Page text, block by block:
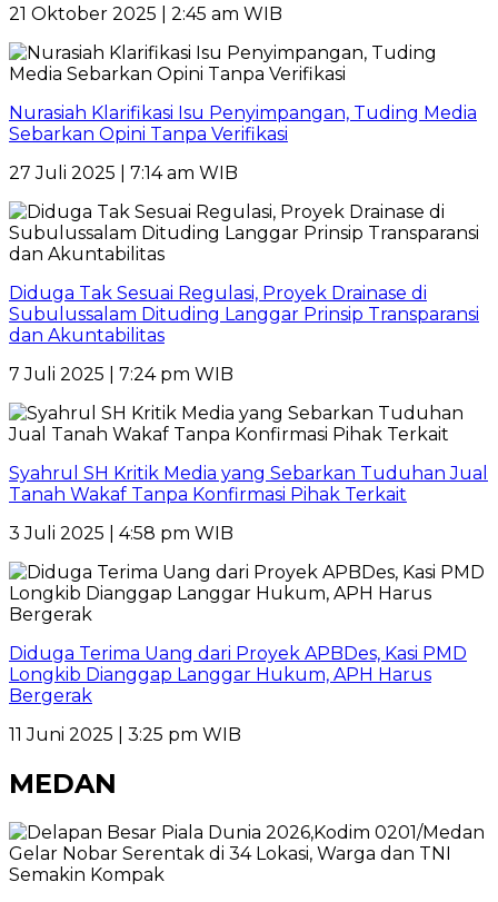
21 Oktober 2025 | 2:45 am WIB
Nurasiah Klarifikasi Isu Penyimpangan, Tuding Media
Sebarkan Opini Tanpa Verifikasi
27 Juli 2025 | 7:14 am WIB
Diduga Tak Sesuai Regulasi, Proyek Drainase di
Subulussalam Dituding Langgar Prinsip Transparansi
dan Akuntabilitas
7 Juli 2025 | 7:24 pm WIB
Syahrul SH Kritik Media yang Sebarkan Tuduhan Jual
Tanah Wakaf Tanpa Konfirmasi Pihak Terkait
3 Juli 2025 | 4:58 pm WIB
Diduga Terima Uang dari Proyek APBDes, Kasi PMD
Longkib Dianggap Langgar Hukum, APH Harus
Bergerak
11 Juni 2025 | 3:25 pm WIB
MEDAN